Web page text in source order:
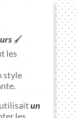
🖌️
les
style
utilisaitun
les